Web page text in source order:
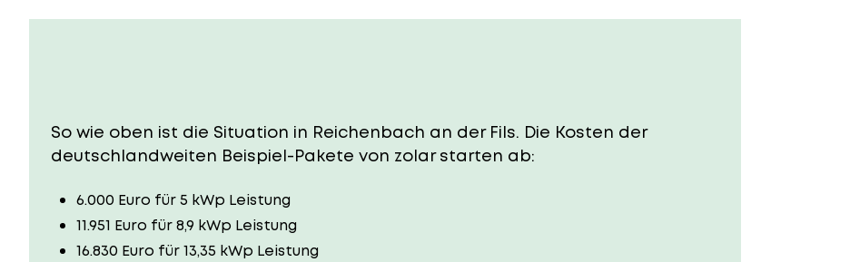
So wie oben ist die Situation in Reichenbach an der Fils. Die Kosten der
deutschlandweiten Beispiel-Pakete von zolar starten ab:
6.000 Euro für 5 kWp Leistung
11.951 Euro für 8,9 kWp Leistung
16.830 Euro für 13,35 kWp Leistung